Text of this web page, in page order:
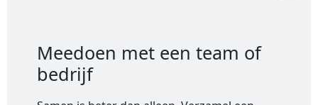
Meedoen met een team of
bedrijf